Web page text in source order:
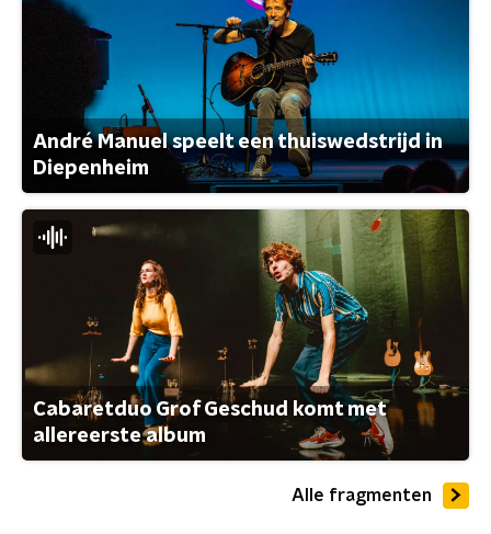
André Manuel speelt een thuiswedstrijd in
Diepenheim
Cabaretduo Grof Geschud komt met
allereerste album
Alle fragmenten